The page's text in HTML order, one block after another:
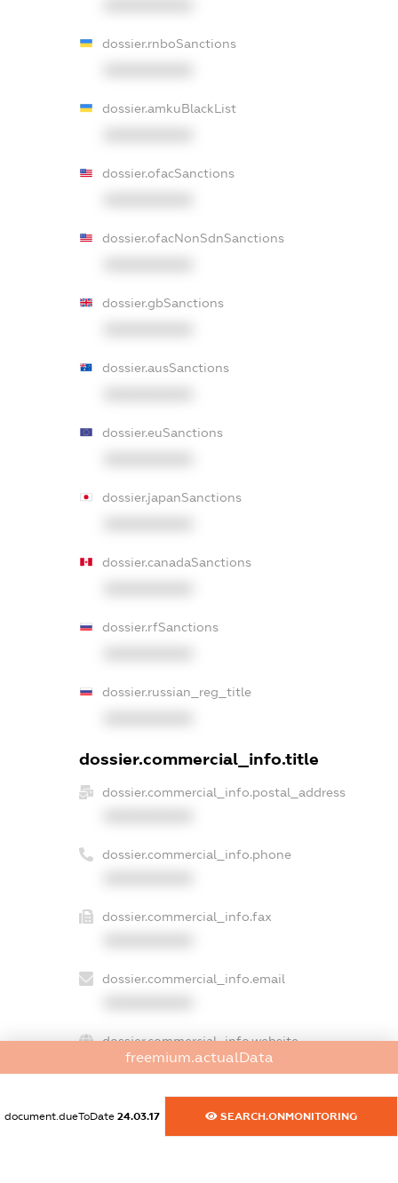
dossier.rnboSanctions
dossier.amkuBlackList
dossier.ofacSanctions
dossier.ofacNonSdnSanctions
dossier.gbSanctions
dossier.ausSanctions
dossier.euSanctions
dossier.japanSanctions
dossier.canadaSanctions
dossier.rfSanctions
dossier.russian_reg_title
dossier.commercial_info.title
dossier.commercial_info.postal_address
dossier.commercial_info.phone
dossier.commercial_info.fax
dossier.commercial_info.email
dossier.commercial_info.website
XXXXXXXXXX
freemium.actualData
document.dueToDate 24.03.17 SEARCH.ONMONITORING